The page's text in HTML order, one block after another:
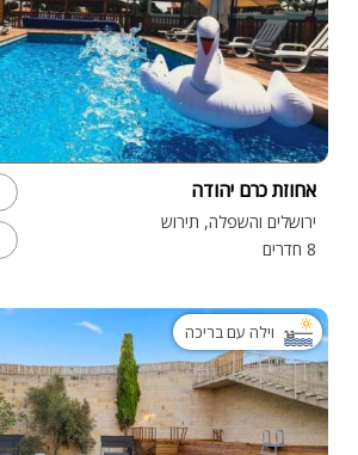
אחוזת כרם יהודה
ירושלים והשפלה, תירוש
8 חדרים
וילה עם בריכה